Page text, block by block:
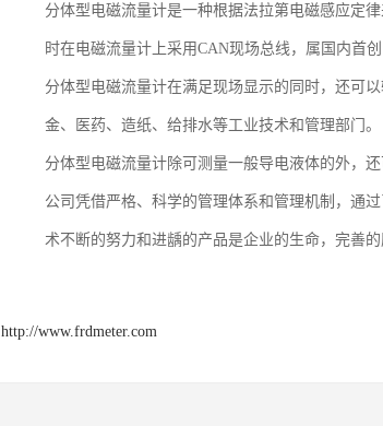
分体型电磁流量计是一种根据法拉第电磁感应定
时在电磁流量计上采用CAN现场总线，属国内首
分体型电磁流量计在满足现场显示的同时，还可
金、医药、造纸、给排水等工业技术和管理部门。
分体型电磁流量计除可测量一般导电液体的外，
公司凭借严格、科学的管理体系和管理机制，通
术不断的努力和进龋的产品是企业的生命，完善
http://www.frdmeter.com